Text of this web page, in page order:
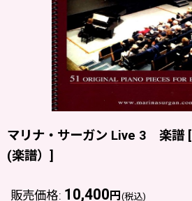
マリナ・サーガン Live 3 楽譜 [
(楽譜） ]
販売価格: 10,400 円 (税込)